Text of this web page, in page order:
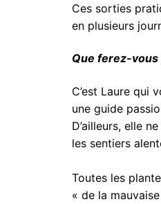
Ces sorties
en plusieurs
Que ferez-vous
C’est Laure qui
une guide
D’ailleurs, elle
les sentiers
Toutes les
« de la